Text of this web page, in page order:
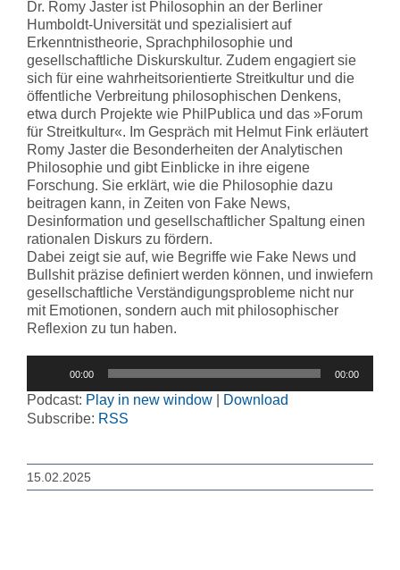
Dr. Romy Jaster ist Philosophin an der Berliner
Humboldt-Universität und spezialisiert auf
Erkenntnistheorie, Sprachphilosophie und
gesellschaftliche Diskurskultur. Zudem engagiert sie
sich für eine wahrheitsorientierte Streitkultur und die
öffentliche Verbreitung philosophischen Denkens,
etwa durch Projekte wie PhilPublica und das »Forum
für Streitkultur«. Im Gespräch mit Helmut Fink erläutert
Romy Jaster die Besonderheiten der Analytischen
Philosophie und gibt Einblicke in ihre eigene
Forschung. Sie erklärt, wie die Philosophie dazu
beitragen kann, in Zeiten von Fake News,
Desinformation und gesellschaftlicher Spaltung einen
rationalen Diskurs zu fördern.
Dabei zeigt sie auf, wie Begriffe wie Fake News und
Bullshit präzise definiert werden können, und inwiefern
gesellschaftliche Verständigungsprobleme nicht nur
mit Emotionen, sondern auch mit philosophischer
Reflexion zu tun haben.
00:00 00:00
Podcast: Play in new window
Download
Subscribe: RSS
15.02.2025